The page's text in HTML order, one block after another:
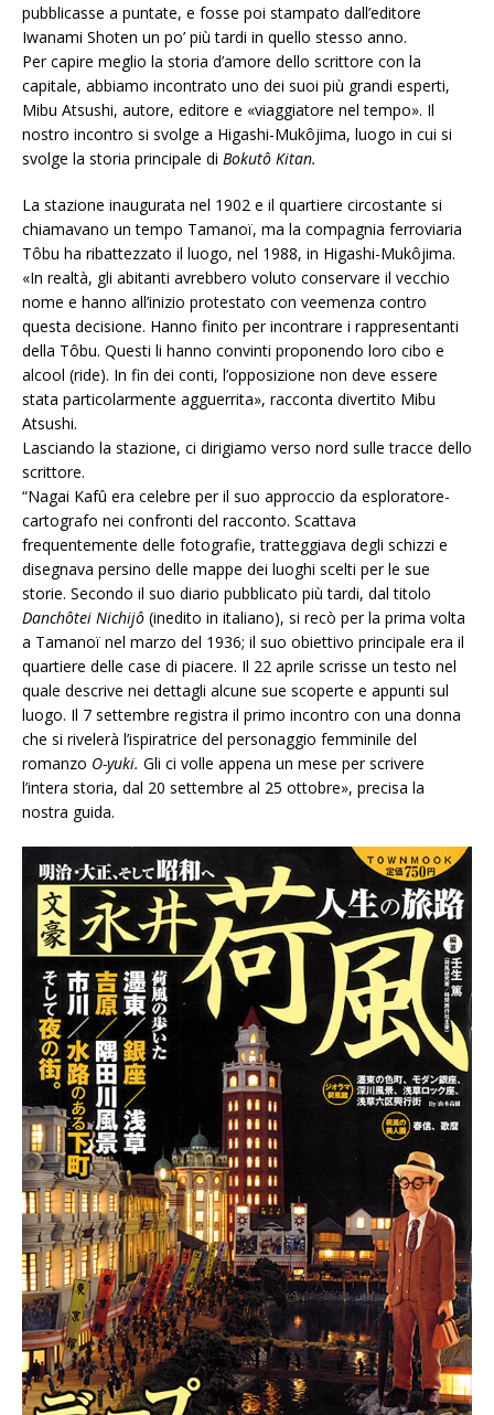
pubblicasse a puntate, e fosse poi stampato dall’editore
Iwanami Shoten un po’ più tardi in quello stesso anno.
Per capire meglio la storia d’amore dello scrittore con la
capitale, abbiamo incontrato uno dei suoi più grandi esperti,
Mibu Atsushi, autore, editore e «viaggiatore nel tempo». Il
nostro incontro si svolge a Higashi-Mukôjima, luogo in cui si
svolge la storia principale di Bokutô Kitan.
La stazione inaugurata nel 1902 e il quartiere circostante si
chiamavano un tempo Tamanoï, ma la compagnia ferroviaria
Tôbu ha ribattezzato il luogo, nel 1988, in Higashi-Mukôjima.
«In realtà, gli abitanti avrebbero voluto conservare il vecchio
nome e hanno all’inizio protestato con veemenza contro
questa decisione. Hanno finito per incontrare i rappresentanti
della Tôbu. Questi li hanno convinti proponendo loro cibo e
alcool (ride). In fin dei conti, l’opposizione non deve essere
stata particolarmente agguerrita», racconta divertito Mibu
Atsushi.
Lasciando la stazione, ci dirigiamo verso nord sulle tracce dello
scrittore.
“Nagai Kafû era celebre per il suo approccio da esploratore-
cartografo nei confronti del racconto. Scattava
frequentemente delle fotografie, tratteggiava degli schizzi e
disegnava persino delle mappe dei luoghi scelti per le sue
storie. Secondo il suo diario pubblicato più tardi, dal titolo
Danchôtei Nichijô (inedito in italiano), si recò per la prima volta
a Tamanoï nel marzo del 1936; il suo obiettivo principale era il
quartiere delle case di piacere. Il 22 aprile scrisse un testo nel
quale descrive nei dettagli alcune sue scoperte e appunti sul
luogo. Il 7 settembre registra il primo incontro con una donna
che si rivelerà l’ispiratrice del personaggio femminile del
romanzo O-yuki. Gli ci volle appena un mese per scrivere
l’intera storia, dal 20 settembre al 25 ottobre», precisa la
nostra guida.